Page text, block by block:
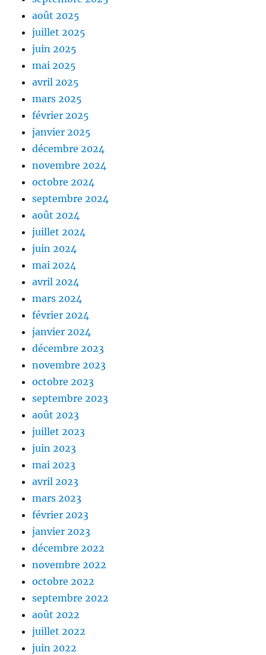
août 2025
juillet 2025
juin 2025
mai 2025
avril 2025
mars 2025
février 2025
janvier 2025
décembre 2024
novembre 2024
octobre 2024
septembre 2024
août 2024
juillet 2024
juin 2024
mai 2024
avril 2024
mars 2024
février 2024
janvier 2024
décembre 2023
novembre 2023
octobre 2023
septembre 2023
août 2023
juillet 2023
juin 2023
mai 2023
avril 2023
mars 2023
février 2023
janvier 2023
décembre 2022
novembre 2022
octobre 2022
septembre 2022
août 2022
juillet 2022
juin 2022